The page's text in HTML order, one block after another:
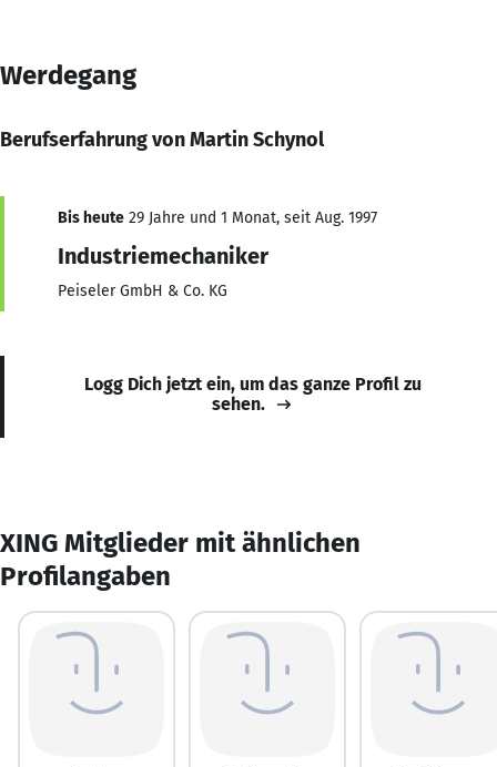
Werdegang
Berufserfahrung von Martin Schynol
Bis heute 29 Jahre und 1 Monat, seit Aug. 1997
Industriemechaniker
Peiseler GmbH & Co. KG
Logg Dich jetzt ein, um das ganze Profil zu
sehen.
XING Mitglieder mit ähnlichen
Profilangaben